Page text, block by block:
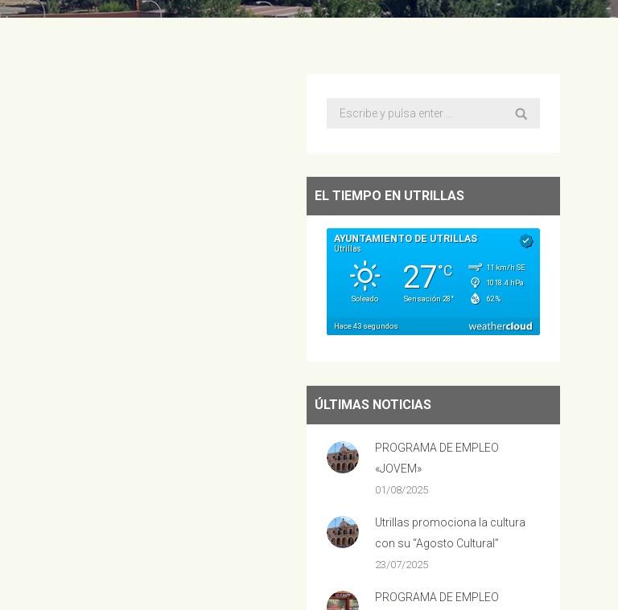
Buscar:
EL TIEMPO EN UTRILLAS
ÚLTIMAS NOTICIAS
PROGRAMA DE EMPLEO
«JOVEM»
01/08/2025
Utrillas promociona la cultura
con su “Agosto Cultural”
23/07/2025
PROGRAMA DE EMPLEO